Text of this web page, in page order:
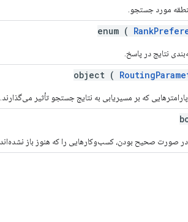
مورد جستجو.
enum (
نتایج در پاسخ.
object (
که بر مسیریابی به نتایج جستجو تأثیر می‌گذارند.
صورت صحیح بودن، کسب‌وکارهایی را که هنوز باز نشده‌اند